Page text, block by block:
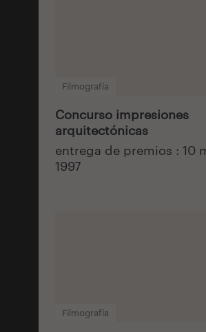
Filmografía
Concurso impresiones
arquitectónicas
entrega de premios : 10
1997
Filmografía